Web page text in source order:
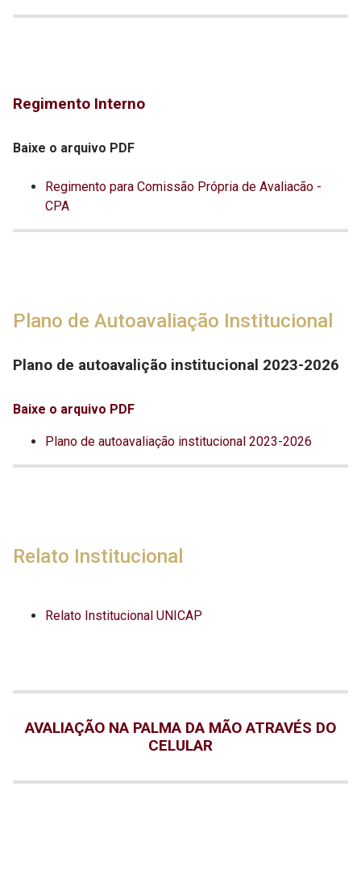
Regimento Interno
Baixe o arquivo PDF
Regimento para Comissão Própria de Avaliacão -
CPA
Plano de Autoavaliação Institucional
Plano de autoavalição institucional 2023-2026
Baixe o arquivo PDF
Plano de autoavaliação institucional 2023-2026
Relato Institucional
Relato Institucional UNICAP
AVALIAÇÃO NA PALMA DA MÃO ATRAVÉS DO
CELULAR